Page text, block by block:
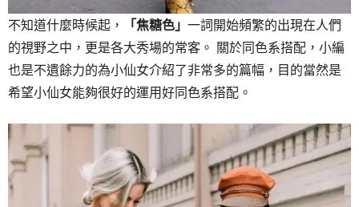
不知道什麼時候起， 「焦糖色 」 一詞開始頻繁的出現在人們
的視野之中，更是各大秀場的常客。 關於同色系搭配，小編
也是不遺餘力的為小仙女介紹了非常多的篇幅，目的當然是
希望小仙女能夠很好的運用好同色系搭配。